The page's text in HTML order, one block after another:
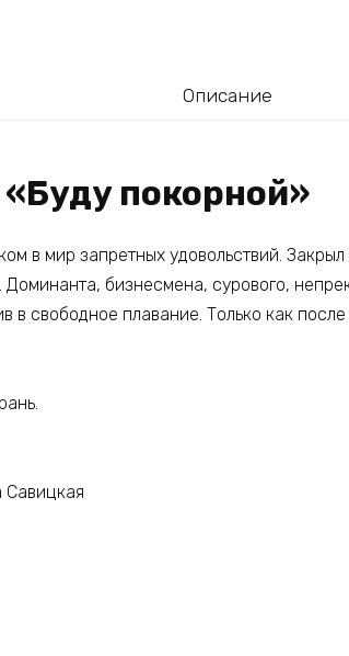
Описание
покорной»
в мир запретных удовольствий.
бизнесмена, сурового,
в свободное плавание. Только как
Савицкая